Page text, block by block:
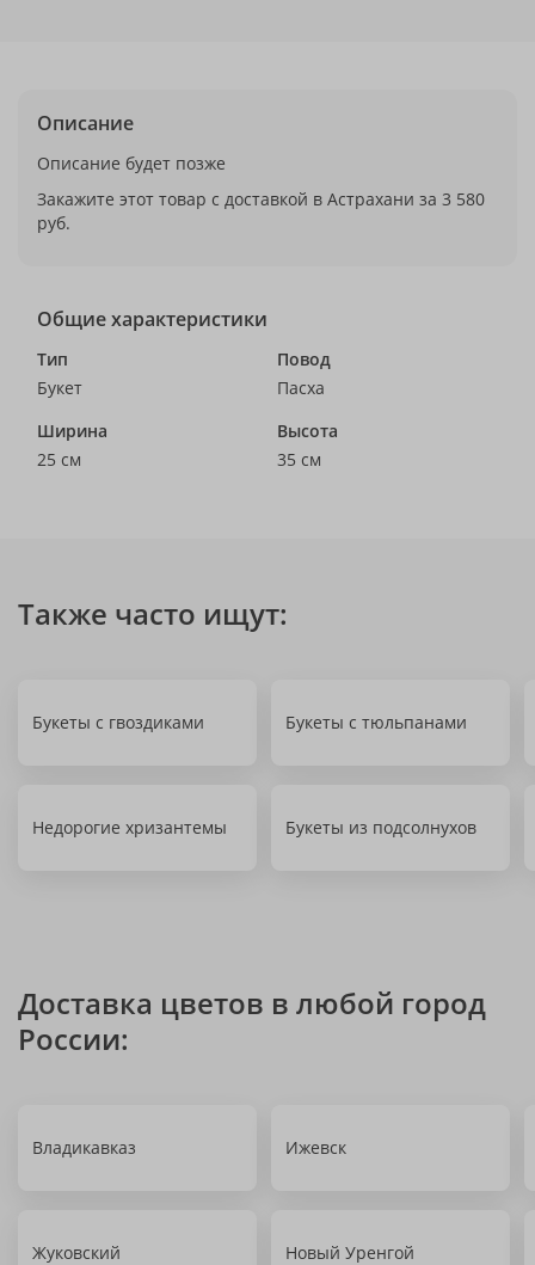
Описание
Описание будет позже
Закажите этот товар с доставкой в Астрахани за 3 580
руб.
Общие характеристики
Тип
Букет
Повод
Пасха
Ширина
25 см
Высота
35 см
Также часто ищут:
Букеты с гвоздиками Букеты с тюльпанами
Недорогие хризантемы Букеты из подсолнухов
Доставка цветов в любой город
России:
Владикавказ Ижевск
Жуковский Новый Уренгой